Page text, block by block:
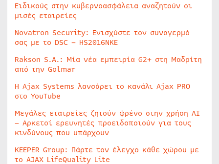
Ειδικούς στην κυβερνοασφάλεια αναζητούν οι
μισές εταιρείες
Novatron Security: Ενισχύστε τον συναγερμό
σας με το DSC – HS2016NKE
Rakson S.A.: Μία νέα εμπειρία G2+ στη Μαδρίτη
από την Golmar
Η Ajax Systems λανσάρει το κανάλι Ajax PRO
στο YouTube
Μεγάλες εταιρείες ζητούν φρένο στην χρήση AI
– Αρκετοί ερευνητές προειδοποιούν για τους
κινδύνους που υπάρχουν
KEEPER Group: Πάρτε τον έλεγχο κάθε χώρου με
το AJAX LifeQuality Lite